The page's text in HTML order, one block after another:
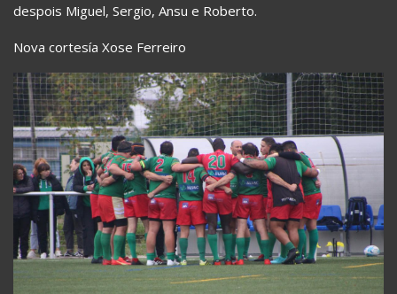
despois Miguel, Sergio, Ansu e Roberto.
Nova cortesía Xose Ferreiro